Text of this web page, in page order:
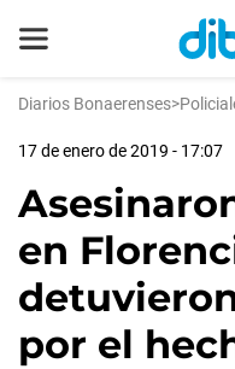
Diarios Bonaerenses>
17 de enero de 2019 - 17:07
en
por el